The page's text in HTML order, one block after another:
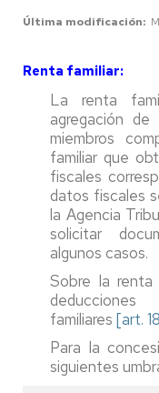
Última modificación
Renta familiar:
La renta
agregación
miembros
familiar que
fiscales
datos fiscales
la Agencia
solicitar
algunos casos.
Sobre la renta
familiares [art.
Para la
siguientes